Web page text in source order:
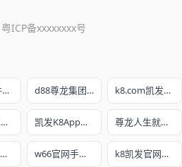
粤ICP备xxxxxxxx号
pg网赌软件下载官方版下载 d88尊龙集团网站 k8.com凯发手机登录
凯发k8真人娱乐网 凯发K8App下载首页 尊龙人生就是博!注册
尊龙体育官方入口 w66官网手机版 k8凯发官网手机app